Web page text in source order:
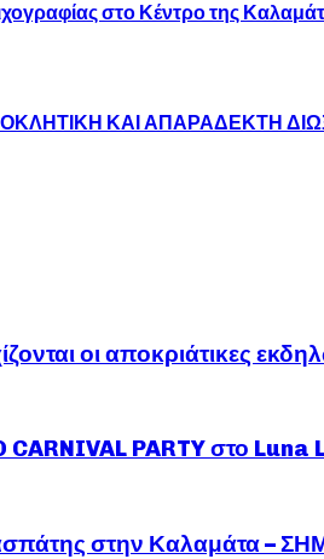
στο Κέντρο της
ΚΑΙ ΑΠΑΡΑΔΕΚΤΗ
οι αποκριάτικες
PARTY στο Luna
στην Καλαμάτα –